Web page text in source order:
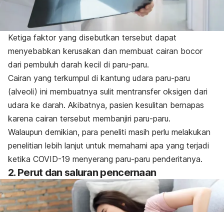
Ketiga faktor yang disebutkan tersebut dapat
menyebabkan kerusakan dan membuat cairan bocor
dari pembuluh darah kecil di paru-paru.
Cairan yang terkumpul di kantung udara paru-paru
(alveoli) ini membuatnya sulit mentransfer oksigen dari
udara ke darah. Akibatnya, pasien kesulitan bernapas
karena cairan tersebut membanjiri paru-paru.
Walaupun demikian, para peneliti masih perlu melakukan
penelitian lebih lanjut untuk memahami apa yang terjadi
ketika COVID-19 menyerang paru-paru penderitanya.
2. Perut dan saluran pencernaan